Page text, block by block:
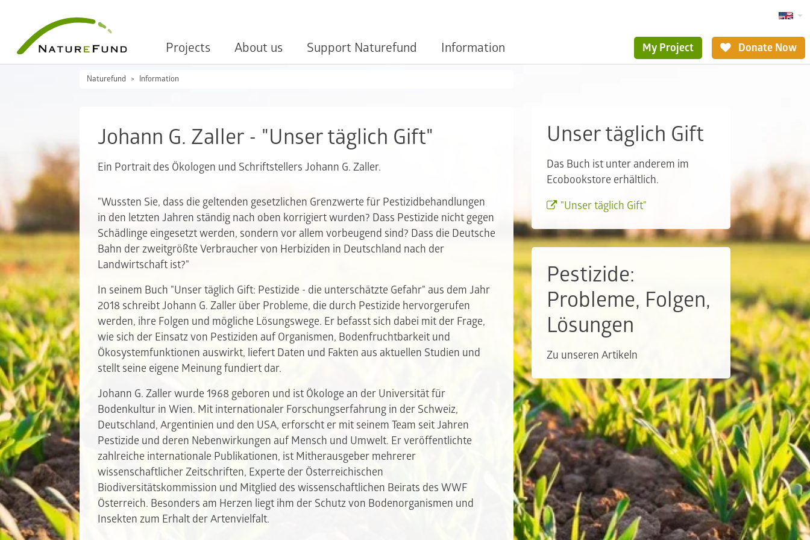
Projects About us Support Naturefund Information My Project Donate Now
Naturefund Information
Johann G. Zaller - "Unser täglich Gift"
Ein Portrait des Ökologen und Schriftstellers Johann G. Zaller.
"Wussten Sie, dass die geltenden gesetzlichen Grenzwerte für Pestizidbehandlungen
in den letzten Jahren ständig nach oben korrigiert wurden? Dass Pestizide nicht gegen
Schädlinge eingesetzt werden, sondern vor allem vorbeugend sind? Dass die Deutsche
Bahn der zweitgrößte Verbraucher von Herbiziden in Deutschland nach der
Landwirtschaft ist?"
In seinem Buch "Unser täglich Gift: Pestizide - die unterschätzte Gefahr" aus dem Jahr
2018 schreibt Johann G. Zaller über Probleme, die durch Pestizide hervorgerufen
werden, ihre Folgen und mögliche Lösungswege. Er befasst sich dabei mit der Frage,
wie sich der Einsatz von Pestiziden auf Organismen, Bodenfruchtbarkeit und
Ökosystemfunktionen auswirkt, liefert Daten und Fakten aus aktuellen Studien und
stellt seine eigene Meinung fundiert dar.
Johann G. Zaller wurde 1968 geboren und ist Ökologe an der Universität für
Bodenkultur in Wien. Mit internationaler Forschungserfahrung in der Schweiz,
Deutschland, Argentinien und den USA, erforscht er mit seinem Team seit Jahren
Pestizide und deren Nebenwirkungen auf Mensch und Umwelt. Er veröffentlichte
zahlreiche internationale Publikationen, ist Mitherausgeber mehrerer
wissenschaftlicher Zeitschriften, Experte der Österreichischen
Biodiversitätskommission und Mitglied des wissenschaftlichen Beirats des WWF
Österreich. Besonders am Herzen liegt ihm der Schutz von Bodenorganismen und
Insekten zum Erhalt der Artenvielfalt.
Unser täglich Gift
Das Buch ist unter anderem im
Ecobookstore erhältlich.
"Unser täglich Gift"
Pestizide:
Probleme, Folgen,
Lösungen
Zu unseren Artikeln